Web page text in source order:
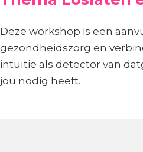
Deze workshop is een
gezondheidszorg en
intuïtie als detector van
jou nodig heeft.